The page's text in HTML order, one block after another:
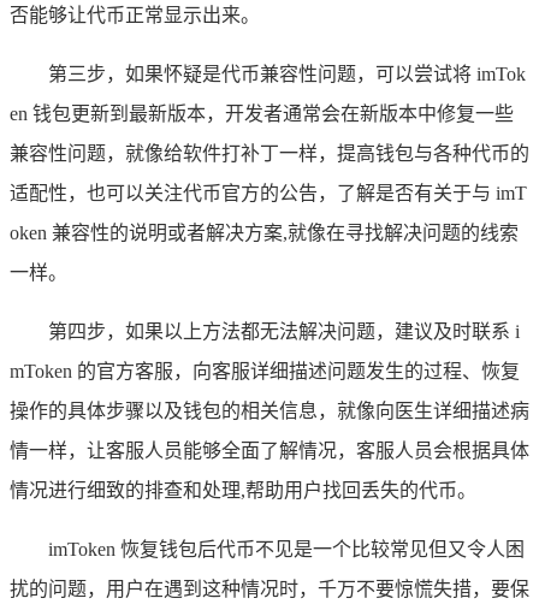
否能够让代币正常显示出来。
第三步，如果怀疑是代币兼容性问题，可以尝试将 imTok
en 钱包更新到最新版本，开发者通常会在新版本中修复一些
兼容性问题，就像给软件打补丁一样，提高钱包与各种代币的
适配性，也可以关注代币官方的公告，了解是否有关于与 imT
oken 兼容性的说明或者解决方案,就像在寻找解决问题的线索
一样。
第四步，如果以上方法都无法解决问题，建议及时联系 i
mToken 的官方客服，向客服详细描述问题发生的过程、恢复
操作的具体步骤以及钱包的相关信息，就像向医生详细描述病
情一样，让客服人员能够全面了解情况，客服人员会根据具体
情况进行细致的排查和处理,帮助用户找回丢失的代币。
imToken 恢复钱包后代币不见是一个比较常见但又令人困
扰的问题，用户在遇到这种情况时，千万不要惊慌失措，要保